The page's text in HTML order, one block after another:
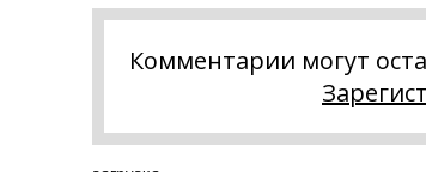
Комментарии могут